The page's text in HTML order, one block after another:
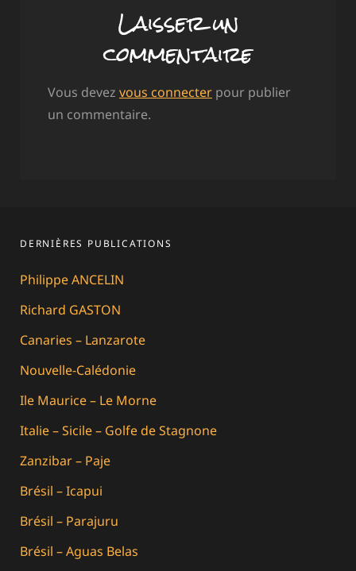
Laisser un
commentaire
Vous devez vous connecter pour publier
un commentaire.
DERNIÈRES PUBLICATIONS
Philippe ANCELIN
Richard GASTON
Canaries – Lanzarote
Nouvelle-Calédonie
Ile Maurice – Le Morne
Italie – Sicile – Golfe de Stagnone
Zanzibar – Paje
Brésil – Icapui
Brésil – Parajuru
Brésil – Aguas Belas